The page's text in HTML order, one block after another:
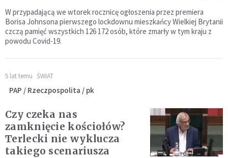
W przypadającą we wtorek rocznicę ogłoszenia przez premiera
Borisa Johnsona pierwszego lockdownu mieszkańcy Wielkiej Brytanii
czczą pamięć wszystkich 126 172 osób, które zmarły w tym kraju z
powodu Covid-19.
5 lat temu ŚWIAT
PAP / Rzeczpospolita / pk
Czy czeka nas
zamknięcie kościołów?
Terlecki nie wyklucza
takiego scenariusza